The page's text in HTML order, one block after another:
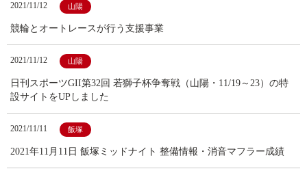
2021/11/12 山陽
競輪とオートレースが行う支援事業
2021/11/12 山陽
日刊スポーツGII第32回 若獅子杯争奪戦（山陽・11/19～23）の特
設サイトをUPしました
2021/11/11 飯塚
2021年11月11日 飯塚ミッドナイト 整備情報・消音マフラー成績